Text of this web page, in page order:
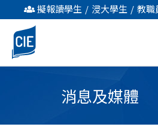
浸
大
國
擬報讀學生 / 浸大學生 / 教職
消息及媒體